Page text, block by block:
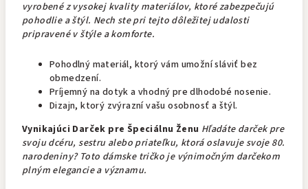
vyrobené z vysokej kvality materiálov, ktoré zabezpečujú
pohodlie a štýl. Nech ste pri tejto dôležitej udalosti
pripravené v štýle a komforte.
Pohodlný materiál, ktorý vám umožní sláviť bez
obmedzení.
Príjemný na dotyk a vhodný pre dlhodobé nosenie.
Dizajn, ktorý zvýrazní vašu osobnosť a štýl.
Vynikajúci Darček pre Špeciálnu Ženu Hľadáte darček pre
svoju dcéru, sestru alebo priateľku, ktorá oslavuje svoje 80.
narodeniny? Toto dámske tričko je výnimočným darčekom
plným elegancie a významu.